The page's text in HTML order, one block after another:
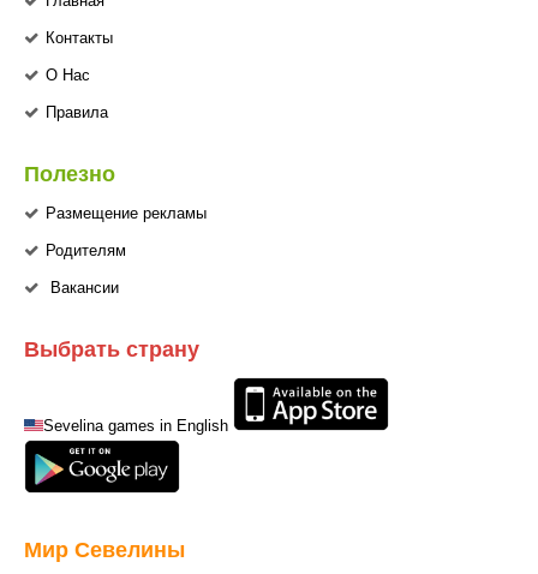
Контакты
О Нас
Правила
Полезно
Размещение рекламы
Родителям
Вакансии
Выбрать страну
Sevelina games in English
Мир Севелины